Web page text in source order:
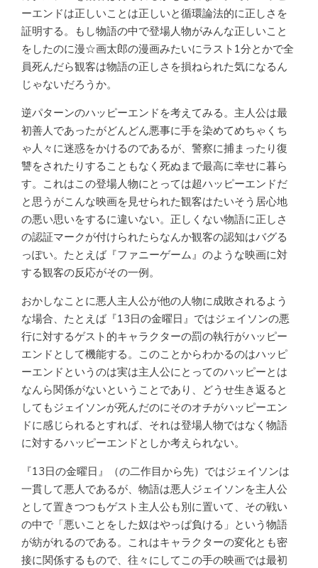
ーエンドは正しいことは正しいと循環論法的に正しさを
証明する。もし物語の中で登場人物がみんな正しいこと
をしたのに漫☆画太郎の漫画みたいにラスト1分とかで全
員死んだら観客は物語の正しさを損ねられた気になるん
じゃないだろうか。
逆パターンのハッピーエンドを考えてみる。主人公は最
初善人であったがどんどん悪事に手を染めてめちゃくち
ゃ人々に迷惑をかけるのであるが、警察に捕まったり復
讐をされたりすることもなく死ぬまで最高に幸せに暮ら
す。これはこの登場人物にとっては超ハッピーエンドだ
と思うがこんな映画を見せられた観客はたいそう居心地
の悪い思いをするに違いない。正しくない物語に正しさ
の認証マークが付けられたらなんか観客の認知はバグる
っぽい。たとえば『ファニーゲーム』のような映画に対
する観客の反応がその一例。
おかしなことに悪人主人公が他の人物に成敗されるよう
な場合、たとえば『13日の金曜日』ではジェイソンの悪
行に対するゲスト的キャラクターの罰の執行がハッピー
エンドとして機能する。このことからわかるのはハッピ
ーエンドというのは実は主人公にとってのハッピーとは
なんら関係がないということであり、どうせ生き返ると
してもジェイソンが死んだのにそのオチがハッピーエン
ドに感じられるとすれば、それは登場人物ではなく物語
に対するハッピーエンドとしか考えられない。
『13日の金曜日』（の二作目から先）ではジェイソンは
一貫して悪人であるが、物語は悪人ジェイソンを主人公
として置きつつもゲスト主人公も別に置いて、その戦い
の中で「悪いことをした奴はやっぱ負ける」という物語
が紡がれるのである。これはキャラクターの変化とも密
接に関係するもので、往々にしてこの手の映画では最初